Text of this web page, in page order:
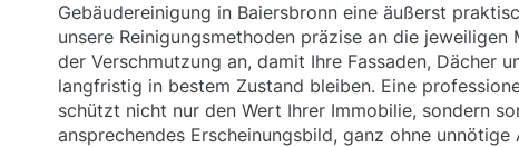
Gebäudereinigung in Baiersbronn eine äußerst
unsere Reinigungsmethoden präzise an die jeweiligen
der Verschmutzung an, damit Ihre Fassaden, Dächer
langfristig in bestem Zustand bleiben. Eine
schützt nicht nur den Wert Ihrer Immobilie, sondern
ansprechendes Erscheinungsbild, ganz ohne